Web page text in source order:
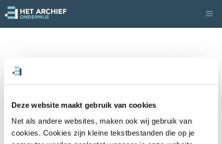
Deze website maakt gebruik van cookies
Net als andere websites, maken ook wij gebruik van
cookies. Cookies zijn kleine tekstbestanden die op je